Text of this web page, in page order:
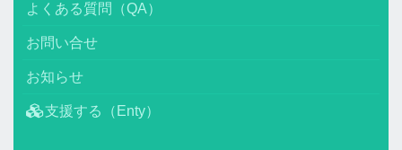
よくある質問（QA）
お問い合せ
お知らせ
支援する（Enty）